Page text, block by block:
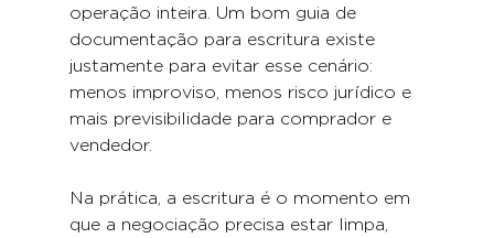
operação inteira. Um bom guia de
documentação para escritura existe
justamente para evitar esse cenário:
menos improviso, menos risco jurídico e
mais previsibilidade para comprador e
vendedor.
Na prática, a escritura é o momento em
que a negociação precisa estar limpa,